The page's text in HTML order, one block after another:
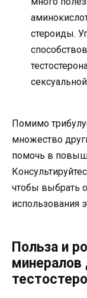
стероиды.
Помимо
множество
помочь в
чтобы выбрать
использования
Польза и